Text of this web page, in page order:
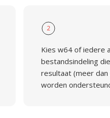
2
Kies w64 of iedere
bestandsindeling
resultaat (meer dan
worden